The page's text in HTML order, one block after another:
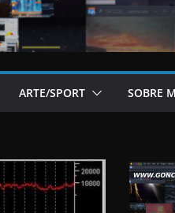
ARTE/SPORT SOBRE